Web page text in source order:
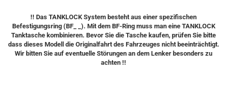
!! Das TANKLOCK System besteht aus einer spezifischen
Befestigungsring (BF_ _). Mit dem BF-Ring muss man eine TANKLOCK
Tanktasche kombinieren. Bevor Sie die Tasche kaufen, prüfen Sie bitte
dass dieses Modell die Originalfahrt des Fahrzeuges nicht beeinträchtigt.
Wir bitten Sie auf eventuelle Störungen an dem Lenker besonders zu
achten !!